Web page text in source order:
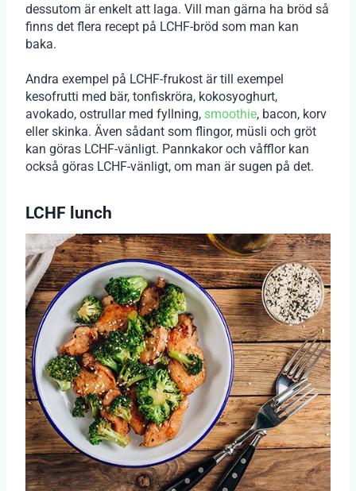
dessutom är enkelt att laga. Vill man gärna ha bröd så
finns det flera recept på LCHF-bröd som man kan
baka.
Andra exempel på LCHF-frukost är till exempel
kesofrutti med bär, tonfiskröra, kokosyoghurt,
avokado, ostrullar med fyllning, smoothie, bacon, korv
eller skinka. Även sådant som flingor, müsli och gröt
kan göras LCHF-vänligt. Pannkakor och våfflor kan
också göras LCHF-vänligt, om man är sugen på det.
LCHF lunch